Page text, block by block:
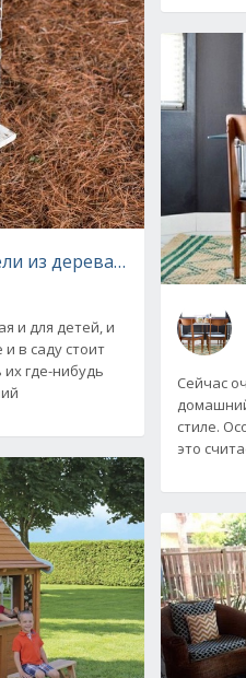
из дерева своими
и для детей, и
в саду стоит
где-нибудь
Сейчас
стиле.
это